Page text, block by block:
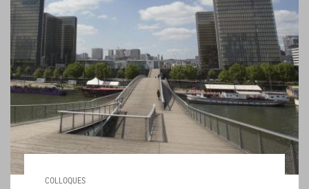
COLLOQUES